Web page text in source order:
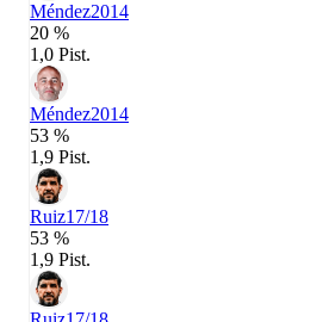
Méndez2014
20 %
1,0 Pist.
Méndez2014
53 %
1,9 Pist.
Ruiz17/18
53 %
1,9 Pist.